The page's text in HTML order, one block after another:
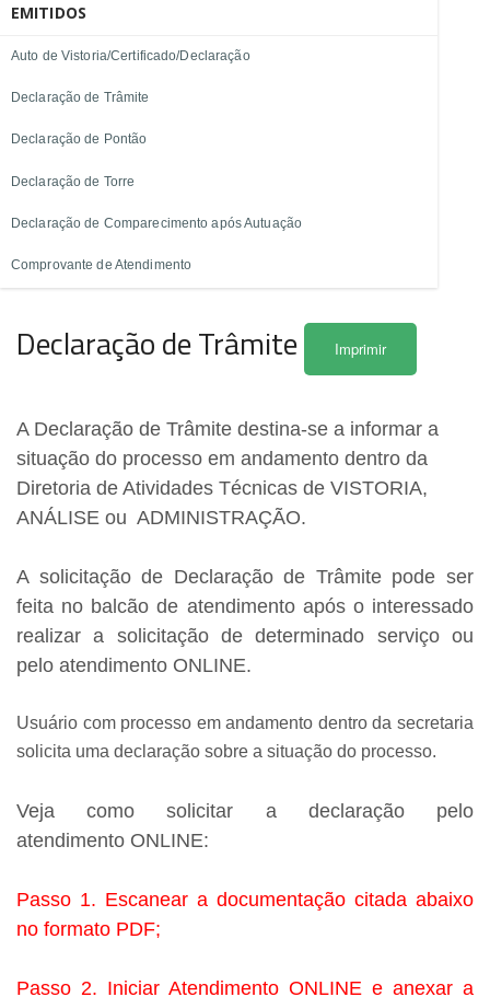
EMITIDOS
Auto de Vistoria/Certificado/Declaração
Declaração de Trâmite
Declaração de Pontão
Declaração de Torre
Declaração de Comparecimento após Autuação
Comprovante de Atendimento
Declaração de Trâmite Imprimir
A Declaração de Trâmite destina-se a informar a
situação do processo em andamento dentro da
Diretoria de Atividades Técnicas de VISTORIA,
ANÁLISE ou ADMINISTRAÇÃO.
A solicitação de Declaração de Trâmite pode ser
feita no balcão de atendimento após o interessado
realizar a solicitação de determinado serviço ou
pelo atendimento ONLINE.
Usuário com processo em andamento dentro da secretaria
solicita uma declaração sobre a situação do processo.
Veja como solicitar a declaração pelo
atendimento ONLINE:
Passo 1. Escanear a documentação citada abaixo
no formato PDF;
Passo 2. Iniciar Atendimento ONLINE e anexar a